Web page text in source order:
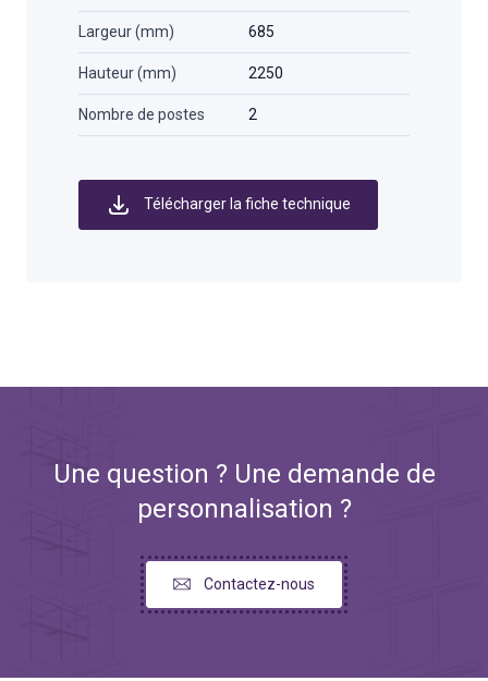
Largeur (mm) 685
Hauteur (mm) 2250
Nombre de postes 2
Télécharger la fiche technique
Une question ? Une demande de
personnalisation ?
Contactez-nous